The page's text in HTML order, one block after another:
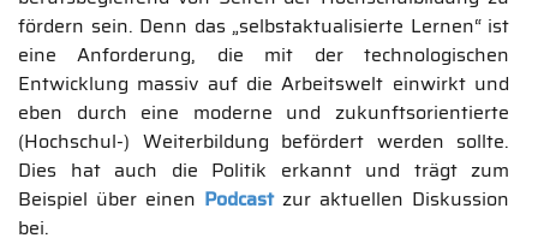
fördern sein. Denn das „selbstaktualisierte Lernen“ ist
eine Anforderung, die mit der technologischen
Entwicklung massiv auf die Arbeitswelt einwirkt und
eben durch eine moderne und zukunftsorientierte
(Hochschul-) Weiterbildung befördert werden sollte.
Dies hat auch die Politik erkannt und trägt zum
Beispiel über einen Podcastzur aktuellen Diskussion
bei.